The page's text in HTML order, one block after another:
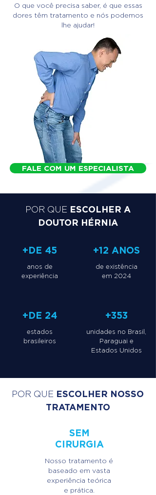
O que você precisa saber, é que essas
dores têm tratamento e nós podemos
lhe ajudar!
FALE COM UM ESPECIALISTA
POR QUE ESCOLHER A
DOUTOR HÉRNIA
+DE 45
anos de
experiência
+DE 24
estados
brasileiros
+12 ANOS
de existência
em 2024
+353
unidades no Brasil,
Paraguai e
Estados Unidos
POR QUE ESCOLHER NOSSO
TRATAMENTO
SEM
CIRURGIA
Nosso tratamento é
baseado em vasta
experiência teórica
e prática.